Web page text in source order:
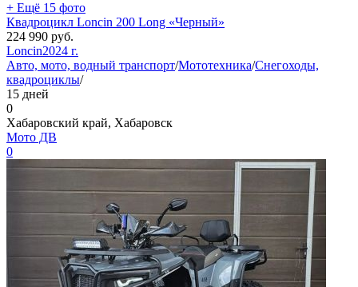
+ Ещё 15 фото
Квадроцикл Loncin 200 Long «Черный»
224 990 руб.
Loncin2024 г.
Авто, мото, водный транспорт/Мототехника/Снегоходы,
квадроциклы/
15 дней
0
Хабаровский край, Хабаровск
Мото ДВ
0